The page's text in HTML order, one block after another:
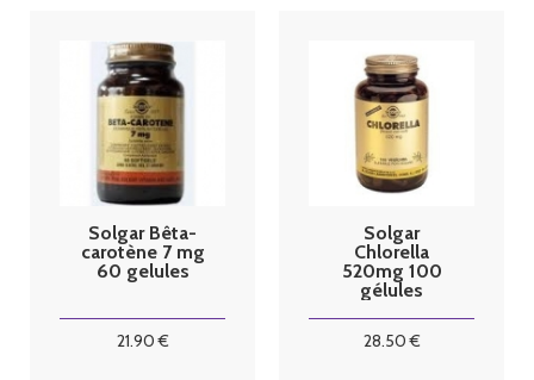
Solgar Bêta-
carotène 7 mg
60 gelules
21.90€
Solgar
Chlorella
520mg 100
gélules
28.50€